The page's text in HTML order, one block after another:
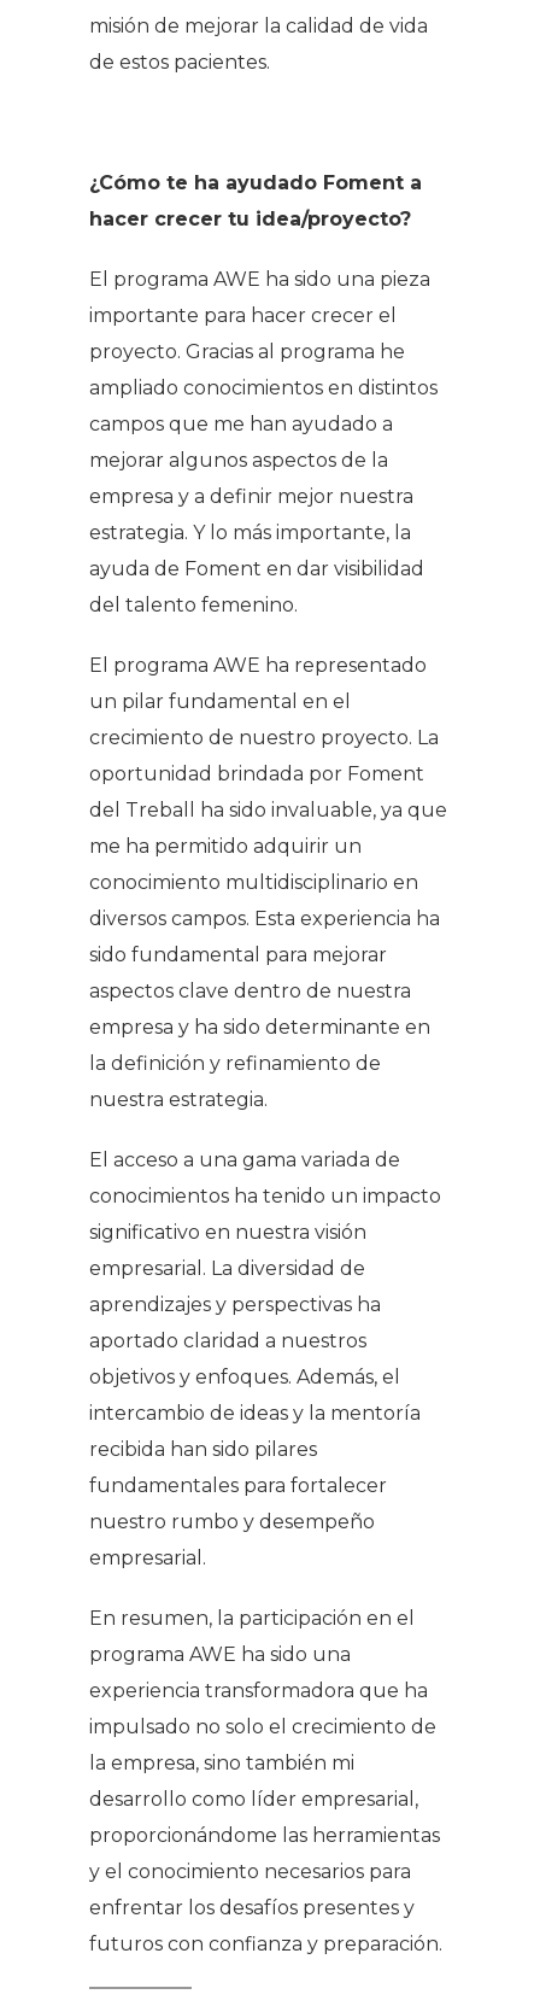
misión de mejorar la calidad de vida
de estos pacientes.
¿Cómo te ha ayudado Foment a
hacer crecer tu idea/proyecto?
El programa AWE ha sido una pieza
importante para hacer crecer el
proyecto. Gracias al programa he
ampliado conocimientos en distintos
campos que me han ayudado a
mejorar algunos aspectos de la
empresa y a definir mejor nuestra
estrategia. Y lo más importante, la
ayuda de Foment en dar visibilidad
del talento femenino.
El programa AWE ha representado
un pilar fundamental en el
crecimiento de nuestro proyecto. La
oportunidad brindada por Foment
del Treball ha sido invaluable, ya que
me ha permitido adquirir un
conocimiento multidisciplinario en
diversos campos. Esta experiencia ha
sido fundamental para mejorar
aspectos clave dentro de nuestra
empresa y ha sido determinante en
la definición y refinamiento de
nuestra estrategia.
El acceso a una gama variada de
conocimientos ha tenido un impacto
significativo en nuestra visión
empresarial. La diversidad de
aprendizajes y perspectivas ha
aportado claridad a nuestros
objetivos y enfoques. Además, el
intercambio de ideas y la mentoría
recibida han sido pilares
fundamentales para fortalecer
nuestro rumbo y desempeño
empresarial.
En resumen, la participación en el
programa AWE ha sido una
experiencia transformadora que ha
impulsado no solo el crecimiento de
la empresa, sino también mi
desarrollo como líder empresarial,
proporcionándome las herramientas
y el conocimiento necesarios para
enfrentar los desafíos presentes y
futuros con confianza y preparación.